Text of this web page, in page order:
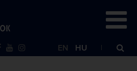
EN HU